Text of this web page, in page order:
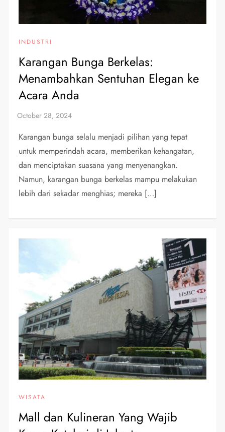
INDUSTRI
Karangan Bunga Berkelas:
Menambahkan Sentuhan Elegan ke
Acara Anda
Karangan bunga selalu menjadi pilihan yang tepat
untuk memperindah acara, memberikan kehangatan,
dan menciptakan suasana yang menyenangkan.
Namun, karangan bunga berkelas mampu melakukan
lebih dari sekadar menghias; mereka […]
WISATA
Mall dan Kulineran Yang Wajib